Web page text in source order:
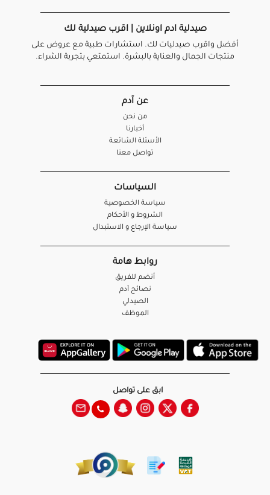
صيدلية ادم اونلاين | اقرب صيدلية لك
أفضل واقرب صيدليات لك. استشارات طبية مع عروض على
منتجات الجمال والعناية بالبشرة. استمتعي بتجربة الشراء.
عن آدم
من نحن
أخبارنا
الأسئلة الشائعة
تواصل معنا
السياسات
سياسة الخصوصية
الشروط و الأحكام
سياسة الإرجاع و الاستبدال
روابط هامة
أنضم للفريق
نصائح آدم
الصيدلي
الموظف
ابق على تواصل